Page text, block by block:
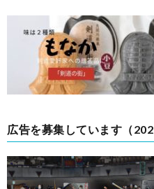
広告を募集しています（